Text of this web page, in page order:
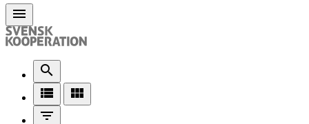
menu
search
view_list
view_module
filter_list